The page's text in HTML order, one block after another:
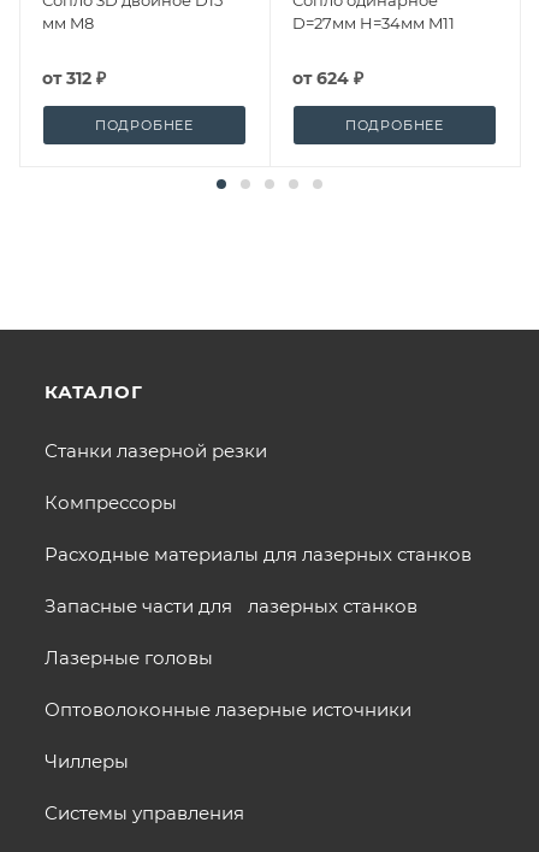
мм M8
от312 ₽
ПОДРОБНЕЕ
D=27мм H=34мм M11
от624 ₽
ПОДРОБНЕЕ
КАТАЛОГ
Станки лазерной резки
Компрессоры
Расходные материалы для лазерных станков
Запасные части для лазерных станков
Лазерные головы
Оптоволоконные лазерные источники
Чиллеры
Системы управления